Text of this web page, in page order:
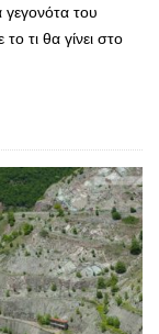
γεγονότα του
τι θα γίνει στο